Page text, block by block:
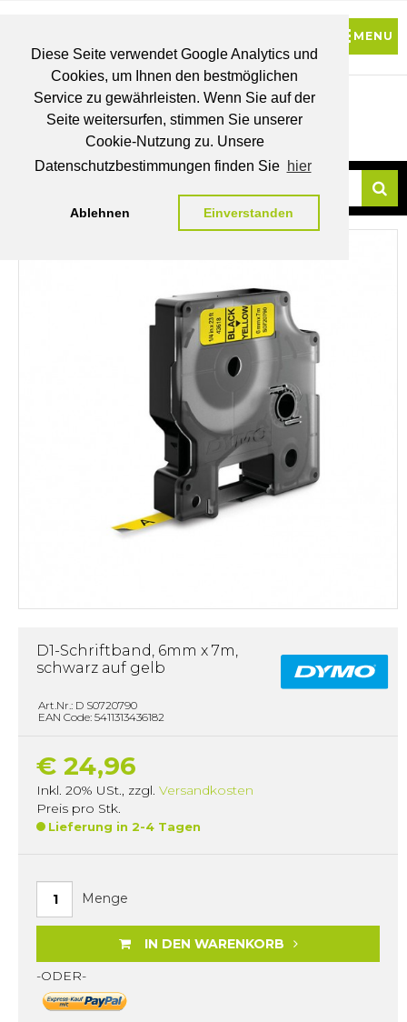
Diese Seite verwendet Google Analytics und
Cookies, um Ihnen den bestmöglichen
Service zu gewährleisten. Wenn Sie auf der
Seite weitersurfen, stimmen Sie unserer
Cookie-Nutzung zu. Unsere
Datenschutzbestimmungen finden Sie hier
Ablehnen Einverstanden
BRUTTO
PREISE
MEIN
WUNSCHLISTE
D1-Schriftband, 6mm x 7m,
schwarz auf gelb
Art.Nr.: D S0720790
EAN Code: 5411313436182
€ 24,96
Inkl. 20% USt., zzgl. Versandkosten
Preis pro Stk.
Lieferung in 2-4 Tagen
Menge
IN DEN WARENKORB
-ODER-